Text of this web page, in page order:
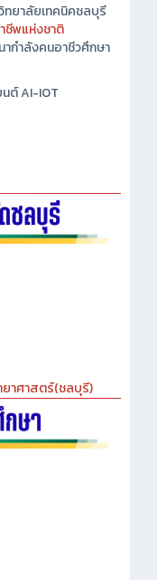
ยาลัยเทคนิคชลบุรี
ชีพแห่งชาติ
กำลังคนอาชีวศึกษา
ต์ AI-IOT
ยาศาสตร์(ชลบุรี)